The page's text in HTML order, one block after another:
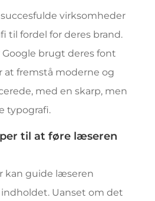
virksomheder
til fordel for deres brand.
brugt deres font
at fremstå moderne og
med en skarp, men
typografi.
til at føre læseren
kan guide læseren
Uanset om det